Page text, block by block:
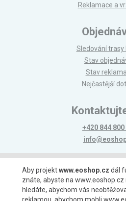
Reklamace a
Sledování trasy
Stav
Stav
Nejčastější
+420 844 800
Možnosti
Aby projektwww.eoshop.cz dál
znáte, abyste na www.eoshop.cz
hledáte, abychom vás